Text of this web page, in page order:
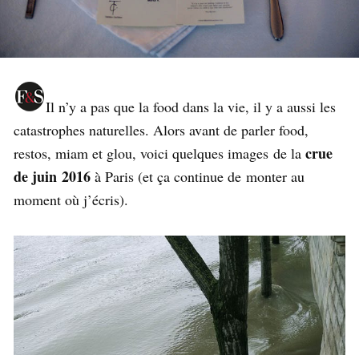
Il n’y a pas que la food dans la vie, il y a aussi les
catastrophes naturelles. Alors avant de parler food,
restos, miam et glou, voici quelques images de la crue
de juin 2016 à Paris (et ça continue de monter au
moment où j’écris).